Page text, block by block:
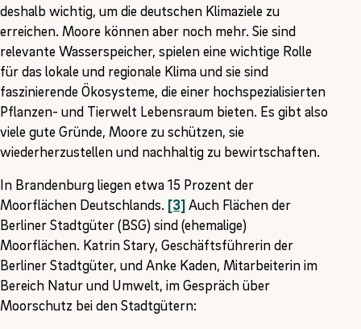
deshalb wichtig, um die deutschen Klimaziele zu
erreichen. Moore können aber noch mehr. Sie sind
relevante Wasserspeicher, spielen eine wichtige Rolle
für das lokale und regionale Klima und sie sind
faszinierende Ökosysteme, die einer hochspezialisierten
Pflanzen- und Tierwelt Lebensraum bieten. Es gibt also
viele gute Gründe, Moore zu schützen, sie
wiederherzustellen und nachhaltig zu bewirtschaften.
In Brandenburg liegen etwa 15 Prozent der
Moorflächen Deutschlands. [3]Auch Flächen der
Berliner Stadtgüter (BSG) sind (ehemalige)
Moorflächen. Katrin Stary, Geschäftsführerin der
Berliner Stadtgüter, und Anke Kaden, Mitarbeiterin im
Bereich Natur und Umwelt, im Gespräch über
Moorschutz bei den Stadtgütern: